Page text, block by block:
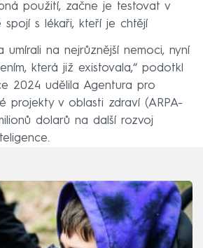
použití, začne je testovat v
spojí s lékaři, kteří je chtějí
umírali na nejrůznější nemoci, nyní
která již existovala,“ podotkl
2024 udělila Agentura pro
projekty v oblasti zdraví (ARPA-
dolarů na další rozvoj